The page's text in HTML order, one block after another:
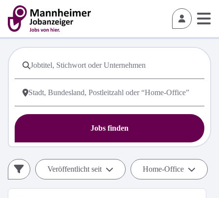
Jobs finden
Veröffentlicht seit Home-Office